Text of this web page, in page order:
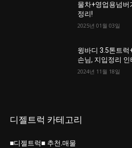
물차+영업용넘버
정리!
2025년 01월 03일
윙바디 3.5톤트
손님, 지입정리 인
2024년 11월 18일
디젤트럭 카테고리
■디젤트럭■ 추천.매물